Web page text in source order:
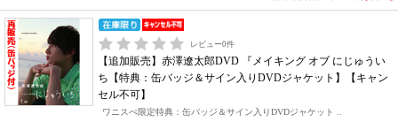
レビュー0件
【追加販売】赤澤遼太郎DVD 『メイキング オブ にじゅうい
ち【特典：缶バッジ＆サイン入りDVDジャケット】【キャン
セル不可】
ワニスぺ限定特典：缶バッジ＆サイン入りDVDジャケット ..